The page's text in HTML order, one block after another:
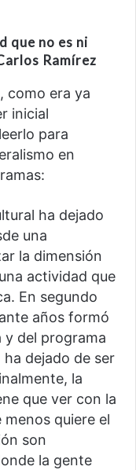
que no es ni
Ramírez
como era ya
inicial
para
en
ha dejado
una
la dimensión
actividad que
En segundo
años formó
del programa
dejado de ser
la
que ver con la
quiere el
son
la gente